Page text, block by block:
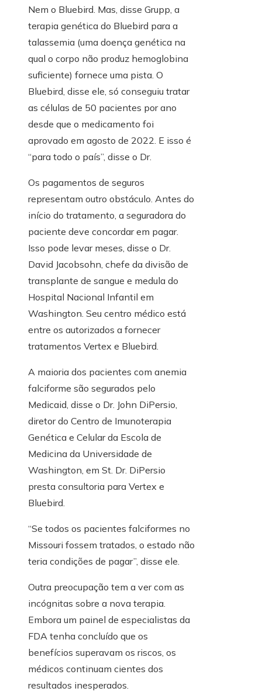
Nem o Bluebird. Mas, disse Grupp, a
terapia genética do Bluebird para a
talassemia (uma doença genética na
qual o corpo não produz hemoglobina
suficiente) fornece uma pista. O
Bluebird, disse ele, só conseguiu tratar
as células de 50 pacientes por ano
desde que o medicamento foi
aprovado em agosto de 2022. E isso é
“para todo o país”, disse o Dr.
Os pagamentos de seguros
representam outro obstáculo. Antes do
início do tratamento, a seguradora do
paciente deve concordar em pagar.
Isso pode levar meses, disse o Dr.
David Jacobsohn, chefe da divisão de
transplante de sangue e medula do
Hospital Nacional Infantil em
Washington. Seu centro médico está
entre os autorizados a fornecer
tratamentos Vertex e Bluebird.
A maioria dos pacientes com anemia
falciforme são segurados pelo
Medicaid, disse o Dr. John DiPersio,
diretor do Centro de Imunoterapia
Genética e Celular da Escola de
Medicina da Universidade de
Washington, em St. Dr. DiPersio
presta consultoria para Vertex e
Bluebird.
“Se todos os pacientes falciformes no
Missouri fossem tratados, o estado não
teria condições de pagar”, disse ele.
Outra preocupação tem a ver com as
incógnitas sobre a nova terapia.
Embora um painel de especialistas da
FDA tenha concluído que os
benefícios superavam os riscos, os
médicos continuam cientes dos
resultados inesperados.